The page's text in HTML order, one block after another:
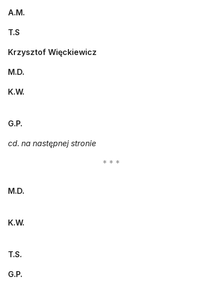
A.M.
T.S
Krzysztof Więckiewicz
M.D.
K.W.
G.P.
cd. na następnej stronie
M.D.
K.W.
T.S.
G.P.